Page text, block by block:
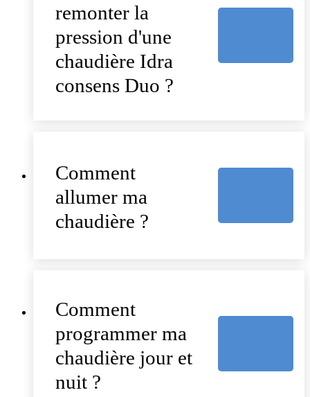
remonter la
pression d'une
chaudière Idra
consens Duo ?
Comment
allumer ma
chaudière ?
Comment
programmer ma
chaudière jour et
nuit ?